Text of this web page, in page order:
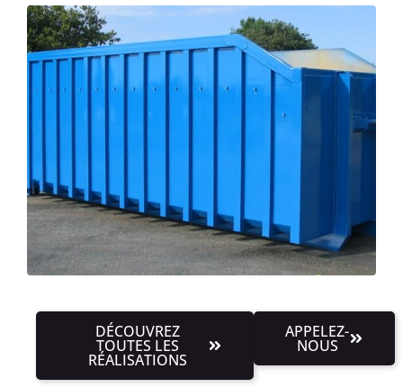
DÉCOUVREZ
TOUTES LES
RÉALISATIONS
APPELEZ-
NOUS